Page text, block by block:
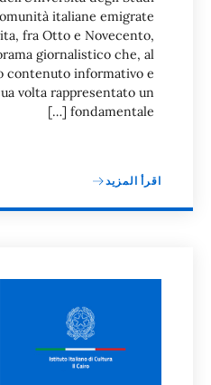
italiane emigrate
fra Otto e Novecento,
giornalistico che, al
contenuto informativo e
volta rappresentato un
fondamentale […]
اقرأ المزيد